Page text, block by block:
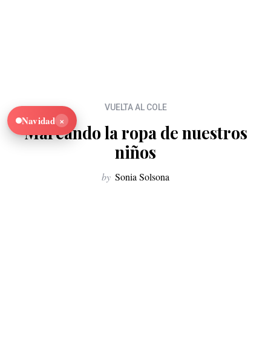
VUELTA AL COLE
Marcando la ropa de nuestros
niños
by Sonia Solsona
Navidad ×